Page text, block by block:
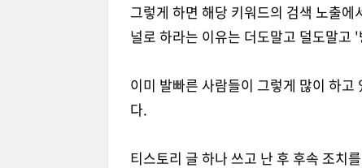
그렇게 하면 해당 키워드의 검색 노출
널로 하라는 이유는 더도말고 덜도말고
이미 발빠른 사람들이 그렇게 많이 하
다.
티스토리 글 하나 쓰고 난 후 후속 조치